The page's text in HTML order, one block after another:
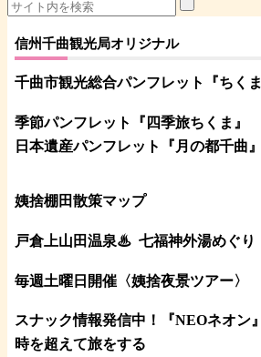
信州千曲観光局オリジナル
千曲市観光総合パンフレット 『ちくま
季節パンフレット『四季旅ちくま』
日本遺産パンフレット
『月の都千曲 』
姨捨棚田散策マップ
戸倉上山田温泉♨ 七福神外湯めぐり
毎週土曜日開催〈姨捨夜景ツアー〉
スナック情報発信中！『NEOネオン』
時を超えて旅をする